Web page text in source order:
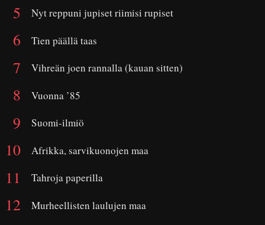
Nyt reppuni jupiset riimisi rupiset
Tien päällä taas
Vihreän joen rannalla (kauan sitten)
Vuonna ’85
Suomi-ilmiö
Afrikka, sarvikuonojen maa
Tahroja paperilla
Murheellisten laulujen maa